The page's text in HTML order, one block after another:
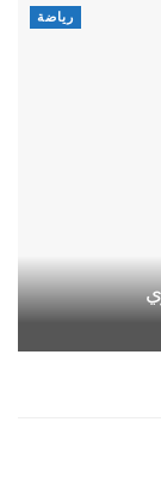
رياضة